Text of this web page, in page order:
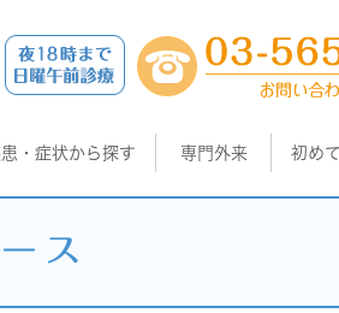
・症状から探す 専門外来 初め
ス